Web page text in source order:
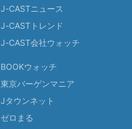
J-CASTニュース
J-CASTトレンド
J-CAST会社ウォッチ
BOOKウォッチ
東京バーゲンマニア
Jタウンネット
ゼロまる